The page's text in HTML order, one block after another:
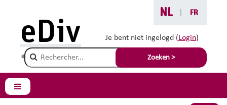
NL FR
Je bent niet ingelogd (Login)
Champ de recherche
Zoeken >
eDiv
Zijpaneel
Je bent hier :
Afkomst compatibel met
veiligheid